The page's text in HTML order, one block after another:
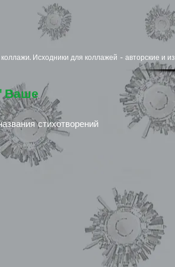
Исходники для коллажей - авторские и из
Ваше
стихотворений